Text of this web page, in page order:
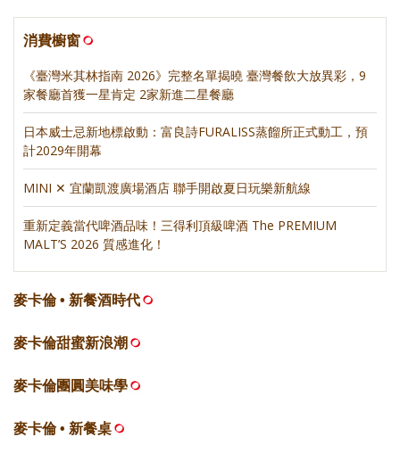
消費櫥窗
《臺灣米其林指南 2026》完整名單揭曉 臺灣餐飲大放異彩，9
家餐廳首獲一星肯定 2家新進二星餐廳
日本威士忌新地標啟動：富良詩FURALISS蒸餾所正式動工，預
計2029年開幕
MINI ✕ 宜蘭凱渡廣場酒店 聯手開啟夏日玩樂新航線
重新定義當代啤酒品味！三得利頂級啤酒 The PREMIUM
MALT’S 2026 質感進化！
麥卡倫 • 新餐酒時代
麥卡倫甜蜜新浪潮
麥卡倫團圓美味學
麥卡倫 • 新餐桌